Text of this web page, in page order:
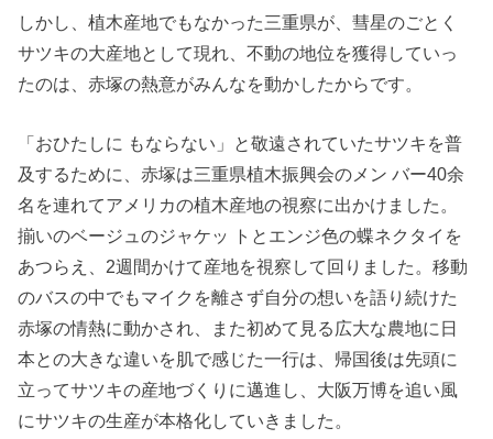
しかし、植木産地でもなかった三重県が、彗星のごとく
サツキの大産地として現れ、不動の地位を獲得していっ
たのは、赤塚の熱意がみんなを動かしたからです。
「おひたしに もならない」と敬遠されていたサツキを普
及するために、赤塚は三重県植木振興会のメン バー40余
名を連れてアメリカの植木産地の視察に出かけました。
揃いのベージュのジャケッ トとエンジ色の蝶ネクタイを
あつらえ、2週間かけて産地を視察して回りました。移動
のバスの中でもマイクを離さず自分の想いを語り続けた
赤塚の情熱に動かされ、また初めて見る広大な農地に日
本との大きな違いを肌で感じた一行は、帰国後は先頭に
立ってサツキの産地づくりに邁進し、大阪万博を追い風
にサツキの生産が本格化していきました。